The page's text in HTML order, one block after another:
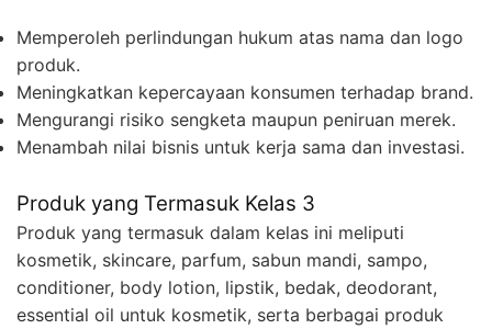
Memperoleh perlindungan hukum atas nama dan logo
produk.
Meningkatkan kepercayaan konsumen terhadap brand.
Mengurangi risiko sengketa maupun peniruan merek.
Menambah nilai bisnis untuk kerja sama dan investasi.
Produk yang Termasuk Kelas 3
Produk yang termasuk dalam kelas ini meliputi
kosmetik, skincare, parfum, sabun mandi, sampo,
conditioner, body lotion, lipstik, bedak, deodorant,
essential oil untuk kosmetik, serta berbagai produk